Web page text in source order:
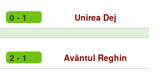
0 - 1 Unirea Dej
2 - 1 Avântul Reghin